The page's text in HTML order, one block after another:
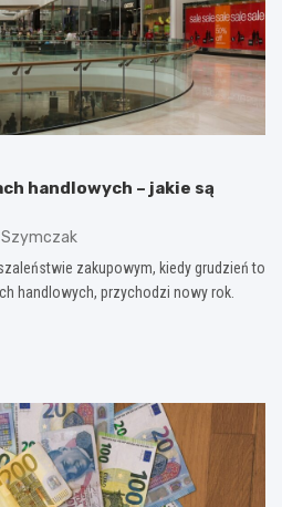
handlowych – jakie są
Szymczak
zakupowym, kiedy grudzień to
handlowych, przychodzi nowy rok.